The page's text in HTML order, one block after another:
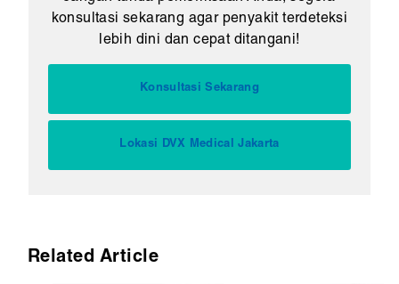
konsultasi sekarang agar penyakit terdeteksi
lebih dini dan cepat ditangani!
Konsultasi Sekarang
Lokasi DVX Medical Jakarta
Related Article